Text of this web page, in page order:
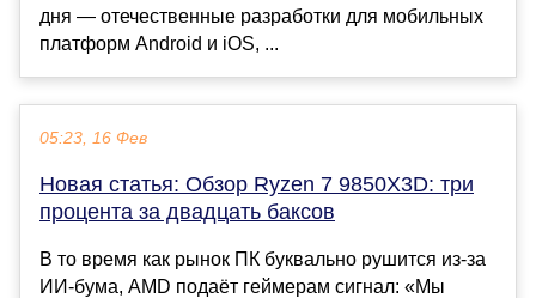
дня — отечественные разработки для мобильных
платформ Android и iOS, ...
05:23, 16 Фев
Новая статья: Обзор Ryzen 7 9850X3D: три
процента за двадцать баксов
В то время как рынок ПК буквально рушится из-за
ИИ-бума, AMD подаёт геймерам сигнал: «Мы